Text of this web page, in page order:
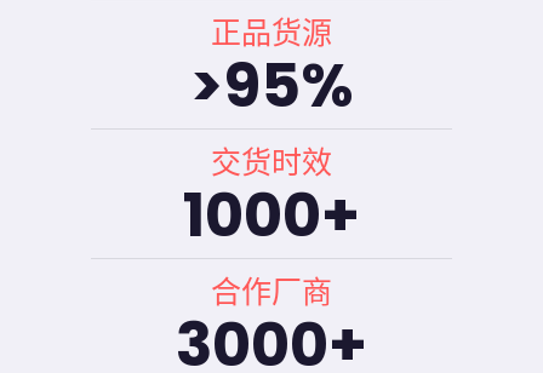
正品货源
>95%
交货时效
1000+
合作厂商
3000+